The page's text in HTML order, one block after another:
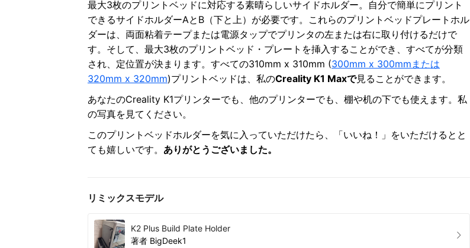
最大3枚のプリントベッドに対応する素晴らしいサイドホルダー。自分で簡単にプリント
できるサイドホルダーAとB（下と上）が必要です。これらのプリントベッドプレートホル
ダーは、両面粘着テープまたは電源タップでプリンタの左または右に取り付けるだけで
す。そして、最大3枚のプリントベッド・プレートを挿入することができ、すべてが分類
され、定位置が決まります。すべての310mm x 310mm (300mm x 300mmまたは
320mm x 320mm)プリントベッドは、私のCreality K1 Maxで見ることができます。
あなたのCreality K1プリンターでも、他のプリンターでも、棚や机の下でも使えます。私
の写真を見てください。
このプリントベッドホルダーを気に入っていただけたら、「いいね！」をいただけるとと
ても嬉しいです。 ありがとうございました。
リミックスモデル
K2 Plus Build Plate Holder
著者 BigDeek1